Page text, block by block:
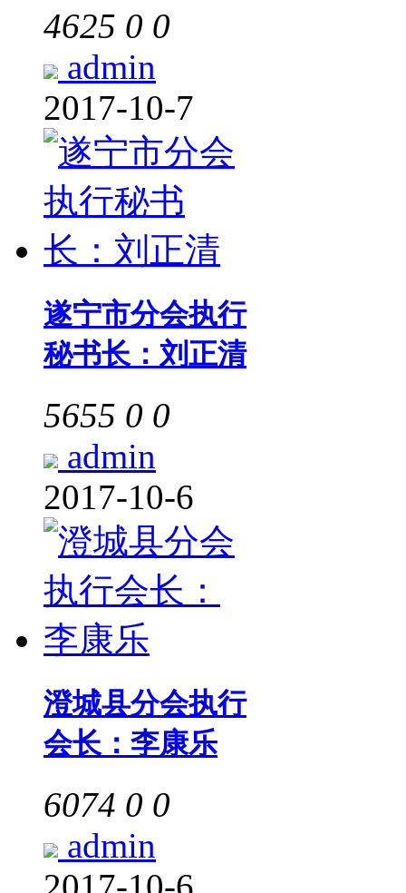
4625 0 0
admin
2017-10-7
遂宁市分会执行
秘书长：刘正清
5655 0 0
admin
2017-10-6
澄城县分会执行
会长：李康乐
6074 0 0
admin